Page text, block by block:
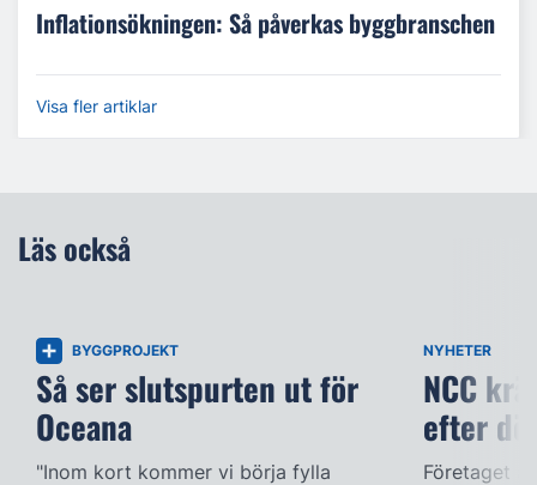
Inflationsökningen: Så påverkas byggbranschen
Visa fler artiklar
Läs också
BYGGPROJEKT
Så ser slutspurten ut för
Oceana
"Inom kort kommer vi börja fylla
NYHETER
NCC
efter
Företaget